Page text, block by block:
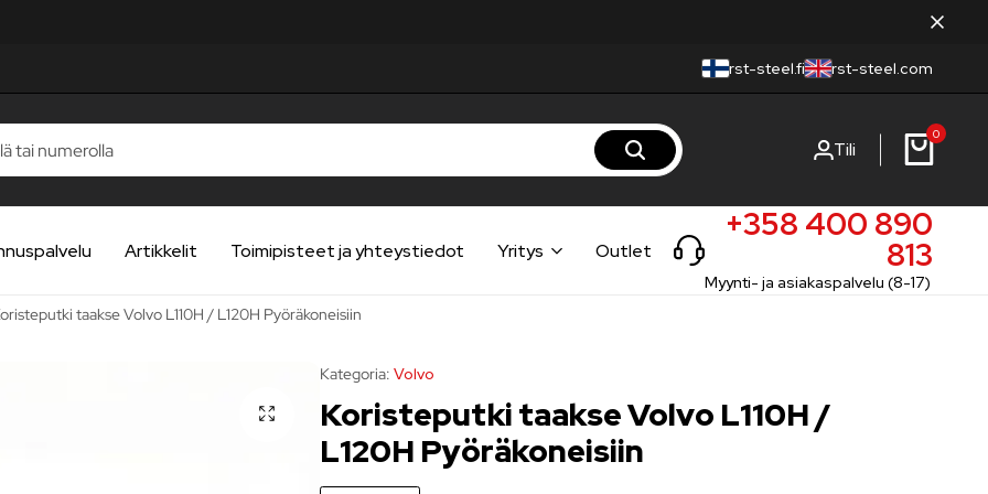
rst-steel.fi rst-steel.com
Tili
0
Artikkelit Toimipisteet ja yhteystiedot Yritys Outlet
+358 400 890
813
Myynti- ja asiakaspalvelu (8-17)
taakse Volvo L110H / L120H Pyöräkoneisiin
Kategoria: Volvo
Koristeputki taakse Volvo L110H /
L120H Pyöräkoneisiin